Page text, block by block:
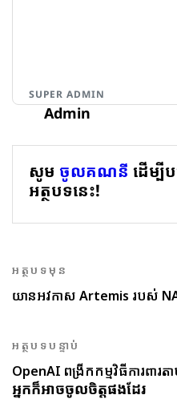
SUPER ADMIN
Admin
សូម ចូលគណនី ដើម្
អត្ថបទនេះ!
អត្ថបទមុន
យានអវកាស Artemis របស់
អត្ថបទបន្ទាប់
OpenAI ពង្រីកកម្មវិធីការពា
អ្នកក៏អាចចូលចិត្តផងដែរ